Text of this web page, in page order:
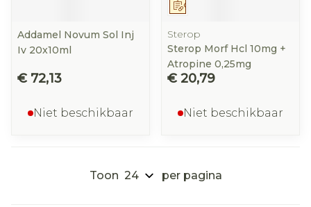
Addamel Novum Sol Inj
Iv 20x10ml
€ 72,13
Niet beschikbaar
Op voorschrift
Sterop
Sterop Morf Hcl 10mg +
Atropine 0,25mg
€ 20,79
Niet beschikbaar
Toon per pagina